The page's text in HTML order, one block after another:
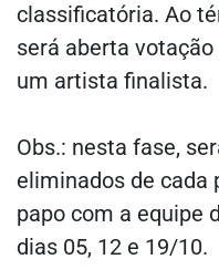
classificatória. Ao
será aberta
um artista finalista.
Obs.: nesta fase,
eliminados de cada
papo com a equipe
dias 05, 12 e 19/10.